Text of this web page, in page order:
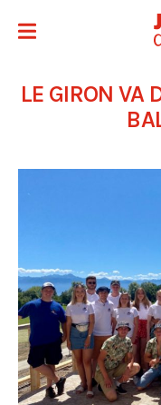
LE GIRON VA